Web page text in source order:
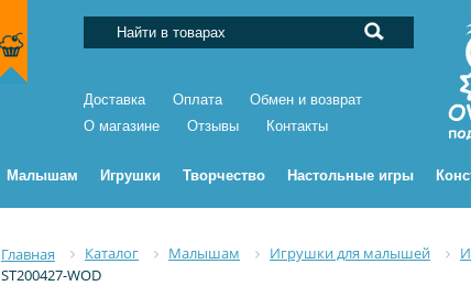
Доставка Оплата
Обмен и возврат
О магазине
Отзывы Контакты
Малышам Игрушки Творчество Настольные игры
Главная Каталог Малышам Игрушки для малышей
ST200427-WOD